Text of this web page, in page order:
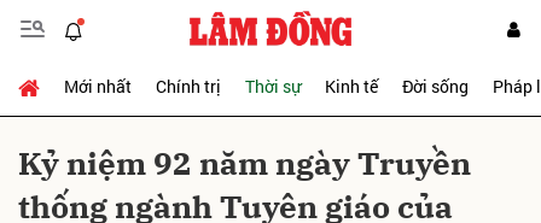
Mới nhất Chính trị Thời sự Kinh tế Đời sống Pháp
Kỷ niệm 92 năm ngày Truyền
thống ngành Tuyên giáo của
Gửi bình luận